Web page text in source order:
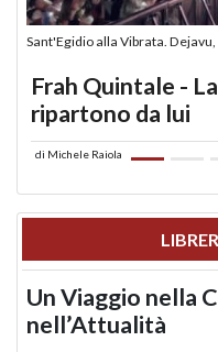
Sant'Egidio alla Vibrata.
Frah Quintale -
ripartono da lui
di Michele Raiola
Un Viaggio nella
nell’Attualità